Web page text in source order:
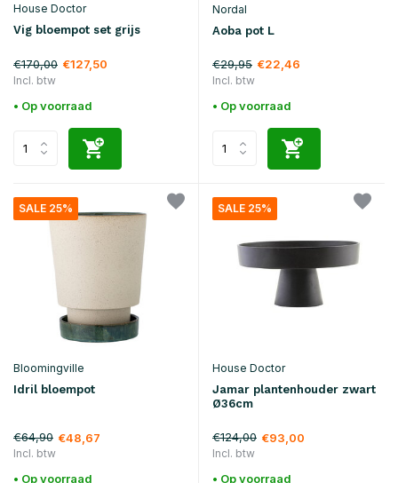
House Doctor
Vig bloempot set grijs
€170,00 €127,50
Incl. btw
• Op voorraad
Nordal
Aoba pot L
€29,95 €22,46
Incl. btw
• Op voorraad
SALE 25%
Bloomingville
Idril bloempot
€64,90 €48,67
Incl. btw
• Op voorraad
SALE 25%
House Doctor
Jamar plantenhouder zwart
Ø36cm
€124,00 €93,00
Incl. btw
• Op voorraad